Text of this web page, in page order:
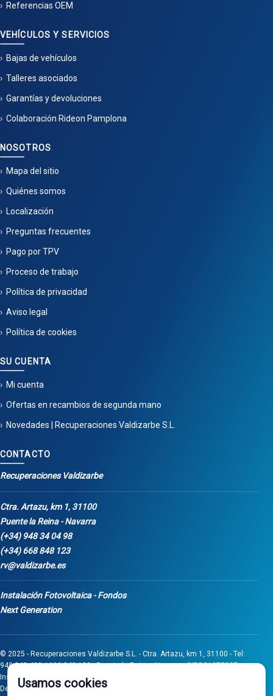
Referencias OEM
VEHÍCULOS Y SERVICIOS
Bajas de vehículos
Talleres asociados
Garantías y devoluciones
Colaboración Rideon Pamplona
NOSOTROS
Mapa del sitio
Quiénes somos
Localización
Preguntas frecuentes
Pago por TPV
Proceso de trabajo
Política de privacidad
Aviso legal
Política de cookies
SU CUENTA
Mi cuenta
Ofertas en recambios de segunda mano
Novedades | Recuperaciones Valdizarbe S.L.
CONTACTO
Recuperaciones Valdizarbe
Ctra. Artazu, km 1, 31100
Puente la Reina - Navarra
(+34) 948 34 04 98
(+34) 668 848 123
rv@valdizarbe.es
Instalación Fotovoltaica - Fondos
Next Generation
© 2025 - Recuperaciones Valdizarbe S.L. - Ctra. Artazu, km 1, 31100 - Tel:
948 340 498 / 668 848 123 - Puente la Reina - Navarra - CIF B31275837.
Inscrita en el Registro Mercantil de Navarra, Tomo 32, Folio 75, Hoja 525.
Desarrollado porSeintosoft
Usamos cookies